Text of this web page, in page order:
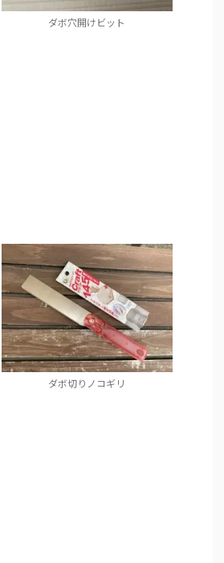
ダボ穴開けビット
ダボ切りノコギリ